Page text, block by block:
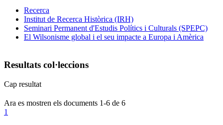
Recerca
Institut de Recerca Històrica (IRH)
Seminari Permanent d'Estudis Polítics i Culturals (SPEPC)
El Wilsonisme global i el seu impacte a Europa i Amèrica
Resultats col·leccions
Cap resultat
Ara es mostren els documents 1-6 de 6
1